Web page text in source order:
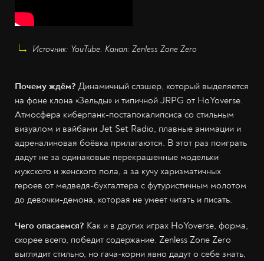
Источник: YouTube. Канал: Zenless Zone Zero
Почему ждём? Динамичный слэшер, который выделяется
на фоне клона «Зельды» и типичной JRPG от HoYoverse.
Атмосфера киберпанк-постапокалипсиса со стильным
визуалом и вайбами Jet Set Radio, плавные анимации и
адреналиновая боёвка прилагаются. В этот раз поиграть
дадут не за одинаковые перекрашенные модельки
мужского и женского пола, а за кучу харизматичных
героев от медведя-бухгалтера с футуристичным молотом
до девочки-демона, которая не умеет читать и писать.
Чего опасаемся? Как и в других играх HoYoverse, форма,
скорее всего, победит содержание. Zenless Zone Zero
выглядит стильно, но гача-корни явно дадут о себе знать,